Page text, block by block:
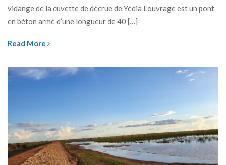
vidange de la cuvette de décrue de Yédia L’ouvrage est un pont
en béton armé d’une longueur de 40 […]
Read More